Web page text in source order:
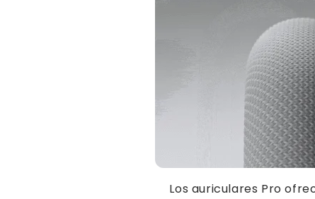
Los auriculares Pro